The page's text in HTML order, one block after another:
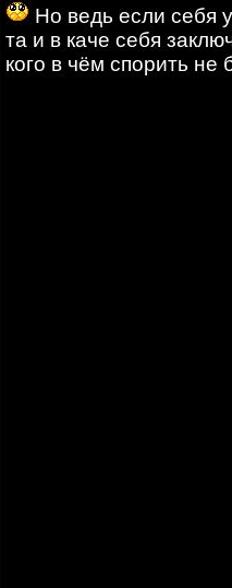
Но ведь если себя
та и в каче себя
кого в чём спорить не